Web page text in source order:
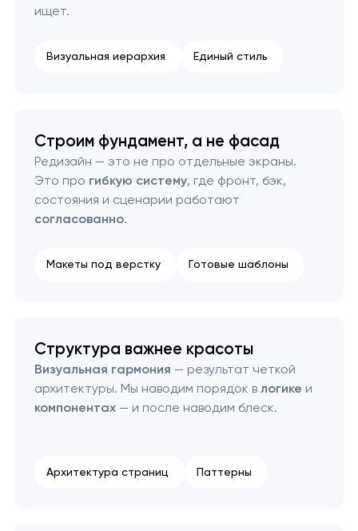
ищет.
Визуальная иерархия Единый стиль
Строим фундамент, а не фасад
Редизайн — это не про отдельные экраны.
Это про гибкую систему, где фронт, бэк,
состояния и сценарии работают
согласованно.
Макеты под верстку Готовые шаблоны
Структура важнее красоты
Визуальная гармония — результат четкой
архитектуры. Мы наводим порядок в логике и
компонентах— и после наводим блеск.
Архитектура страниц Паттерны